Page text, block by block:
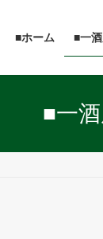
■ホーム ■一
■一